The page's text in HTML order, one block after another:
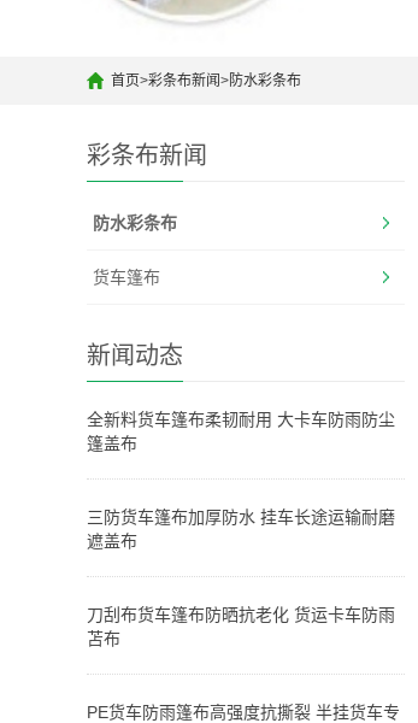
首页>彩条布新闻>防水彩条布
彩条布新闻
防水彩条布
货车篷布
新闻动态
全新料货车篷布柔韧耐用 大卡车防雨防尘
篷盖布
三防货车篷布加厚防水 挂车长途运输耐磨
遮盖布
刀刮布货车篷布防晒抗老化 货运卡车防雨
苫布
PE货车防雨篷布高强度抗撕裂 半挂货车专